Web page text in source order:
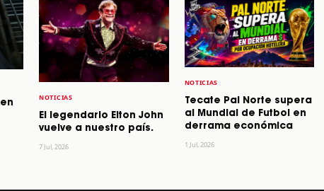
NOTICIAS
El legendario Elton John
vuelve a nuestro país.
7 Jul, 2026
NOTICIAS
Tecate Pal Norte supera
al Mundial de Futbol en
derrama económica
1 Jul, 2026